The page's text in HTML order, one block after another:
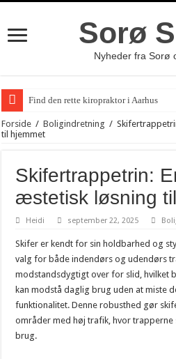
Sorø
Nyheder fra Sorø
Find den rette kiropraktor i Aarhus
Vigtigheden af et Whistleblower
Bagestål: En Uundgåelig Del af Dit
Find de bedste brugte biler til en god
Oplev Bangs Beauty for en
Forståelse af laserterapi og dens
Oplev romantikken i naturen med et
Effektiv brug af gaffeltrucks i lager og
Forside / Boligindretning /
til hjemmet
Skifertrappetrin:
æstetisk løsning
Heidi september 22, 2025
Skifer er kendt for sin holdbarhed og
valg for både indendørs og udendørs
modstandsdygtigt over for slid, hvilket
kan modstå daglig brug uden at miste
funktionalitet. Denne robusthed gør
områder med høj trafik, hvor trapperne
brug.